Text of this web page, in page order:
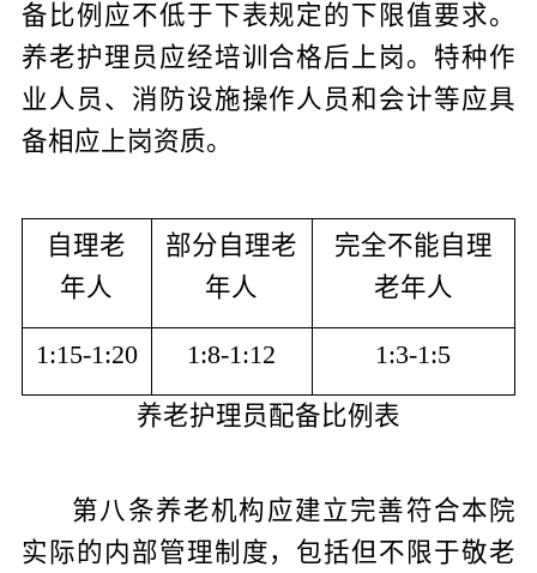
备比例应不低于下表规定的下限值要求。
养老护理员应经培训合格后上岗。特种作
业人员、消防设施操作人员和会计等应具
备相应上岗资质。
自理老
年人
部分自理老
年人
完全不能自理
老年人
1 :15-1 :20 1 :8-1 :12 1 :3-1 :5
养老护理员配备比例表
第八条养老机构应建立完善符合本院
实际的内部管理制度，包括但不限于敬老